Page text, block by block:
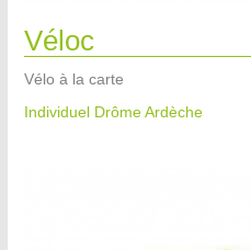
Véloc
Vélo à la carte
Individuel Drôme Ardèche